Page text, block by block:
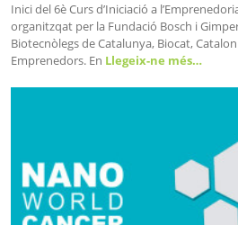
Inici del 6è Curs d’Iniciació a
organitzqat per la Fundació Bosch i
Biotecnòlegs de Catalunya, Biocat,
Emprenedors. En Llegeix-ne més…